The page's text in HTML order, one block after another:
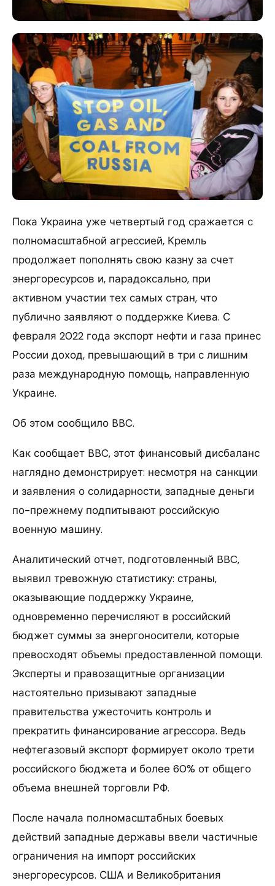
Пока Украина уже четвертый год сражается с
полномасштабной агрессией, Кремль
продолжает пополнять свою казну за счет
энергоресурсов и, парадоксально, при
активном участии тех самых стран, что
публично заявляют о поддержке Киева. С
февраля 2022 года экспорт нефти и газа принес
России доход, превышающий в три с лишним
раза международную помощь, направленную
Украине.
Об этом сообщило BBC.
Как сообщает BBC, этот финансовый дисбаланс
наглядно демонстрирует: несмотря на санкции
и заявления о солидарности, западные деньги
по-прежнему подпитывают российскую
военную машину.
Аналитический отчет, подготовленный BBC,
выявил тревожную статистику: страны,
оказывающие поддержку Украине,
одновременно перечисляют в российский
бюджет суммы за энергоносители, которые
превосходят объемы предоставленной помощи.
Эксперты и правозащитные организации
настоятельно призывают западные
правительства ужесточить контроль и
прекратить финансирование агрессора. Ведь
нефтегазовый экспорт формирует около трети
российского бюджета и более 60% от общего
объема внешней торговли РФ.
После начала полномасштабных боевых
действий западные державы ввели частичные
ограничения на импорт российских
энергоресурсов. США и Великобритания